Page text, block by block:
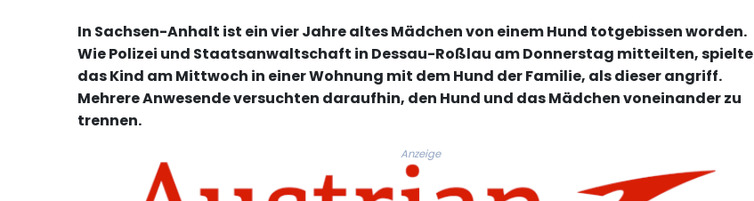
In Sachsen-Anhalt ist ein vier Jahre altes Mädchen von einem Hund totgebissen worden.
Wie Polizei und Staatsanwaltschaft in Dessau-Roßlau am Donnerstag mitteilten, spielte
das Kind am Mittwoch in einer Wohnung mit dem Hund der Familie, als dieser angriff.
Mehrere Anwesende versuchten daraufhin, den Hund und das Mädchen voneinander zu
trennen.
Anzeige